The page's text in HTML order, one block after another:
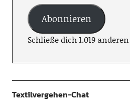
Abonnieren
Schließe dich 1.019
Textilvergehen-Chat